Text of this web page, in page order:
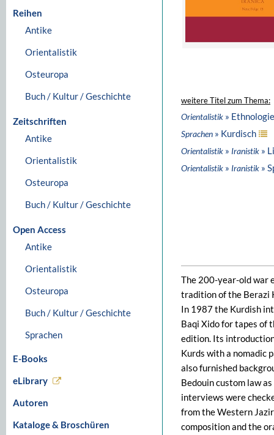
Reihen
Antike
Orientalistik
Osteuropa
Buch / Kultur / Geschichte
Zeitschriften
Antike
Orientalistik
Osteuropa
Buch / Kultur / Geschichte
Open Access
Antike
Orientalistik
Osteuropa
Buch / Kultur / Geschichte
Sprachen
E-Books
eLibrary
Autoren
Kataloge & Broschüren
weitere Titel zum Thema:
Orientalistik » Ethnologie
Sprachen » Kurdisch
Orientalistik » Iranistik »
Orientalistik » Iranistik »
The 200-year-old war
tradition of the Berazi
In 1987 the Kurdish
Baqi Xido for tapes of
edition. Its
Kurds with a nomadic
also furnished
Bedouin custom law
interviews were
from the Western
composition and the